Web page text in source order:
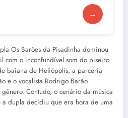
→
Os Barões da Pisadinha dominou
com o inconfundível som do piseiro.
baiana de Heliópolis, a parceria
e o vocalista Rodrigo Barão
Contudo, o cenário da música
a dupla decidiu que era hora de uma